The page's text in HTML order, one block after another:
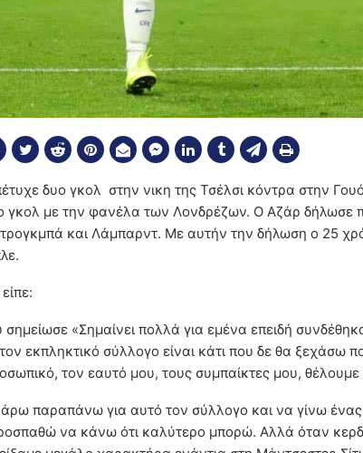
δυο γκολ στην νικη της Τσέλσι κόντρα στην
γκολ με την φανέλα των Λονδρέζων. Ο Αζάρ δήλωσε
και Λάμπαρντ. Με αυτήν την δήλωση ο 25
σημείωσε «Σημαίνει πολλά για εμένα επειδή
εκπληκτικό σύλλογο είναι κάτι που δε θα ξεχάσω
τον εαυτό μου, τους συμπαίκτες μου, θέλουμε
παραπάνω για αυτό τον σύλλογο και να γίνω
να κάνω ότι καλύτερο μπορώ. Αλλά όταν